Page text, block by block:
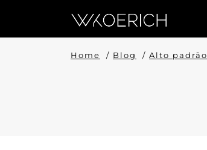
Home / Blog / Alto padrão